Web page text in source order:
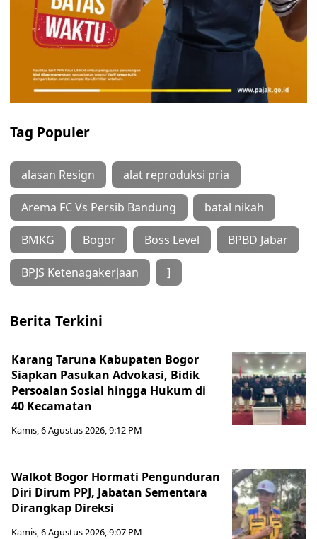
Tag Populer
alasan Resign alat reproduksi pria
Arema FC Vs Persib Bandung batal nikah
BMKG Bogor Boss Level BPBD Jabar
BPJS Ketenagakerjaan ]
Berita Terkini
Karang Taruna Kabupaten Bogor
Siapkan Pasukan Advokasi, Bidik
Persoalan Sosial hingga Hukum di
40 Kecamatan
Kamis, 6 Agustus 2026, 9:12 PM
Walkot Bogor Hormati Pengunduran
Diri Dirum PPJ, Jabatan Sementara
Dirangkap Direksi
Kamis, 6 Agustus 2026, 9:07 PM